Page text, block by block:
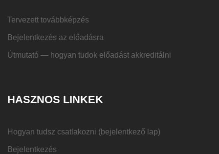
Tervezett továbbképzés
Bejelentkezés az előadásra
Útmutató — hogyan tudok előadást akkreditálni
HASZNOS LINKEK
Hogyan tudsz csatlakozni (bejelentkező lap)
Bejelentkezés